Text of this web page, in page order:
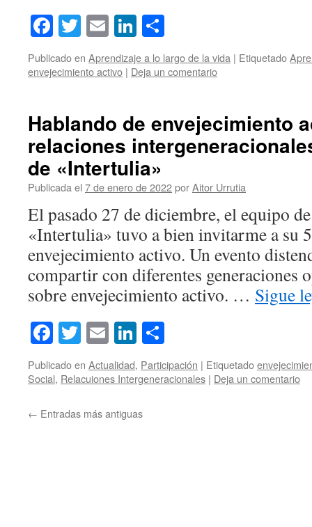
Facebook
Twitter
EmailLinkedIn
Publicado en Aprendizaje a lo largo de la vida | Etiquetado
envejecimiento activo | Deja un comentario
Hablando de envejecimiento
relaciones
de «Intertulia»
Publicada el 7 de enero de 2022porAitor Urrutia
El pasado 27 de diciembre, el equipo
«Intertulia» tuvo a bien invitarme a su
envejecimiento activo. Un evento
compartir con diferentes generaciones
sobre envejecimiento activo. … Sigue
Facebook
Twitter
EmailLinkedIn
Publicado en Actualidad, Participación | Etiquetado
Social, Relacuiones Intergeneracionales | Deja un comentario
← Entradas más antiguas